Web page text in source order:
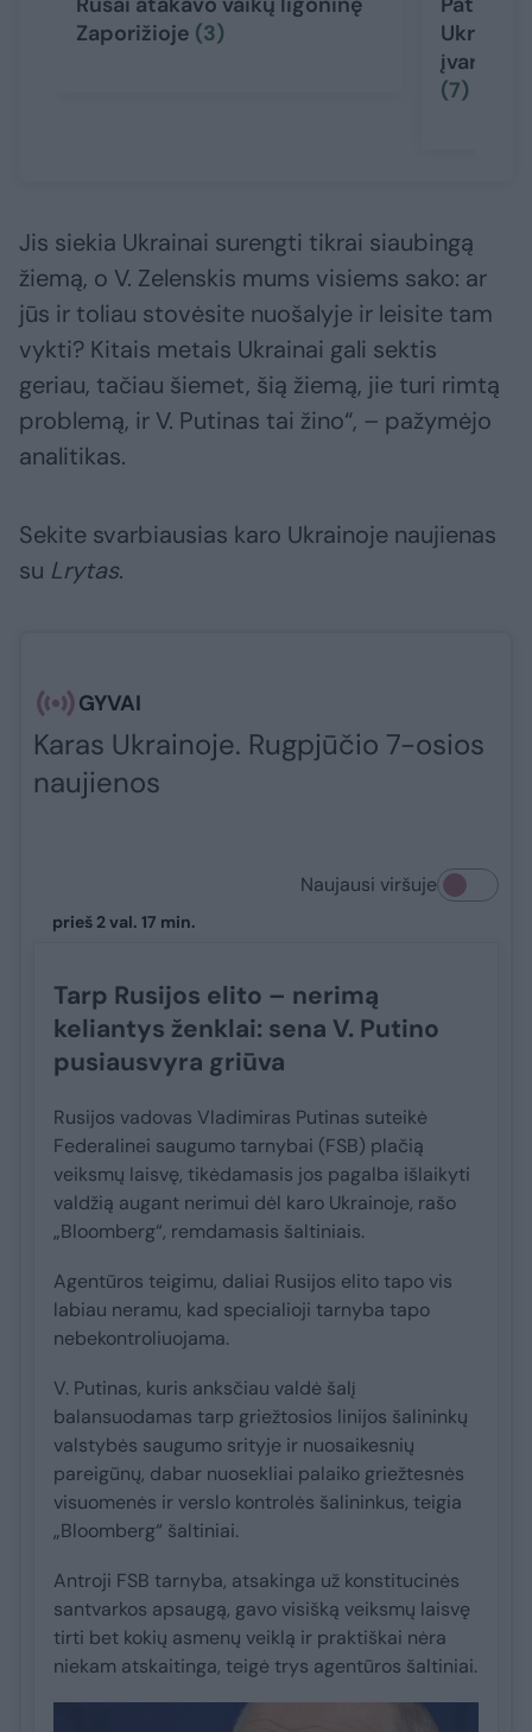
Zaporižioje (3)
įvardijo
(7)
Jis siekia Ukrainai surengti tikrai siaubingą
žiemą, o V. Zelenskis mums visiems sako: ar
jūs ir toliau stovėsite nuošalyje ir leisite tam
vykti? Kitais metais Ukrainai gali sektis
geriau, tačiau šiemet, šią žiemą, jie turi rimtą
problemą, ir V. Putinas tai žino“, – pažymėjo
analitikas.
Sekite svarbiausias karo Ukrainoje naujienas
su Lrytas.​​​
GYVAI
Karas Ukrainoje. Rugpjūčio 7-osios
naujienos
Naujausi viršuje
prieš 2 val. 17 min.
Tarp Rusijos elito – nerimą
keliantys ženklai: sena V. Putino
pusiausvyra griūva
Rusijos vadovas Vladimiras Putinas suteikė
Federalinei saugumo tarnybai (FSB) plačią
veiksmų laisvę, tikėdamasis jos pagalba išlaikyti
valdžią augant nerimui dėl karo Ukrainoje, rašo
„Bloomberg“, remdamasis šaltiniais.
Agentūros teigimu, daliai Rusijos elito tapo vis
labiau neramu, kad specialioji tarnyba tapo
nebekontroliuojama.
V. Putinas, kuris anksčiau valdė šalį
balansuodamas tarp griežtosios linijos šalininkų
valstybės saugumo srityje ir nuosaikesnių
pareigūnų, dabar nuosekliai palaiko griežtesnės
visuomenės ir verslo kontrolės šalininkus, teigia
„Bloomberg“ šaltiniai.
Antroji FSB tarnyba, atsakinga už konstitucinės
santvarkos apsaugą, gavo visišką veiksmų laisvę
tirti bet kokių asmenų veiklą ir praktiškai nėra
niekam atskaitinga, teigė trys agentūros šaltiniai.